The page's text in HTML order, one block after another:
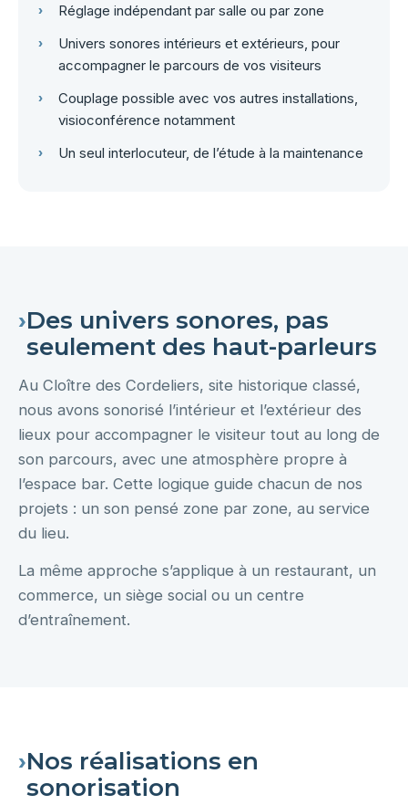
Réglage indépendant par salle ou par zone
Univers sonores intérieurs et extérieurs, pour
accompagner le parcours de vos visiteurs
Couplage possible avec vos autres installations,
visioconférence notamment
Un seul interlocuteur, de l’étude à la maintenance
›Des univers sonores, pas
seulement des haut-parleurs
Au Cloître des Cordeliers, site historique classé,
nous avons sonorisé l’intérieur et l’extérieur des
lieux pour accompagner le visiteur tout au long de
son parcours, avec une atmosphère propre à
l’espace bar. Cette logique guide chacun de nos
projets : un son pensé zone par zone, au service
du lieu.
La même approche s’applique à un restaurant, un
commerce, un siège social ou un centre
d’entraînement.
›Nos réalisations en
sonorisation